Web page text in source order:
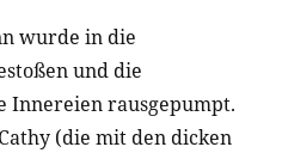
wurde in die
und die
Innereien rausgepumpt.
(die mit den dicken